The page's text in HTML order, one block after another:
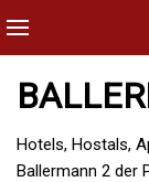
Hotels, Hostals,
Ballermann 2 der